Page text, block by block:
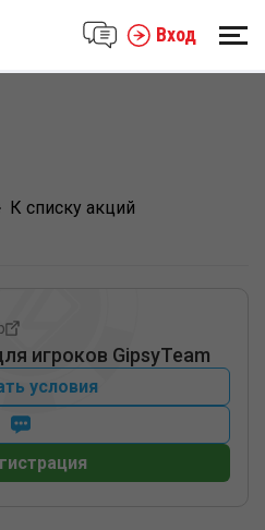
Вход
К списку акций
игроков GipsyTeam
условия